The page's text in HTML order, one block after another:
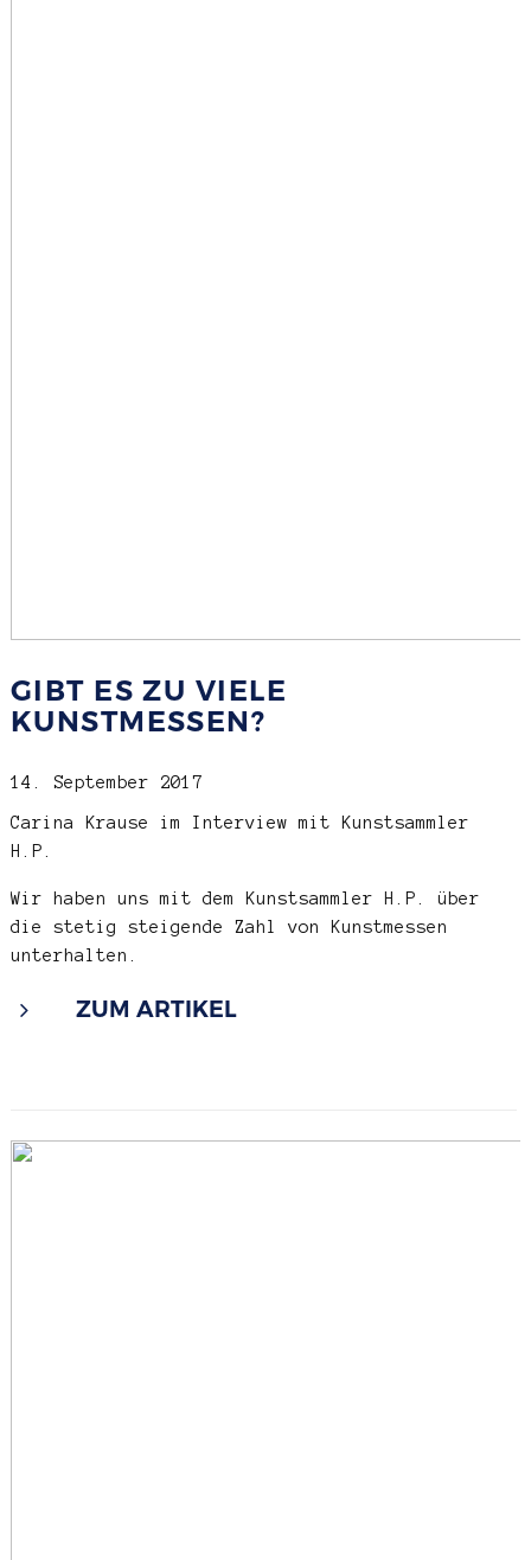
GIBT ES ZU VIELE
KUNSTMESSEN?
14. September 2017
Carina Krause im Interview mit Kunstsammler
H.P.
Wir haben uns mit dem Kunstsammler H.P. über
die stetig steigende Zahl von Kunstmessen
unterhalten.
ZUM ARTIKEL